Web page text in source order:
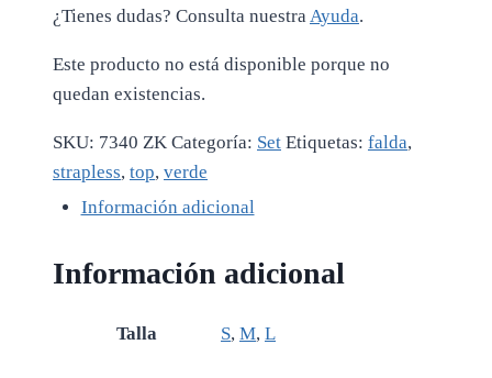
¿Tienes dudas? Consulta nuestraAyuda.
Este producto no está disponible porque no
quedan existencias.
SKU: 7340 ZK Categoría: Set Etiquetas: falda,
strapless, top, verde
Información adicional
Información adicional
Talla S, M, L